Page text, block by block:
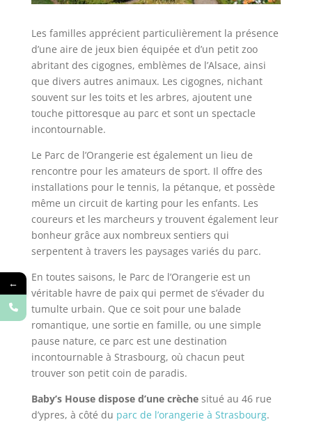
Les familles apprécient particulièrement la présence
d’une aire de jeux bien équipée et d’un petit zoo
abritant des cigognes, emblèmes de l’Alsace, ainsi
que divers autres animaux. Les cigognes, nichant
souvent sur les toits et les arbres, ajoutent une
touche pittoresque au parc et sont un spectacle
incontournable.
Le Parc de l’Orangerie est également un lieu de
rencontre pour les amateurs de sport. Il offre des
installations pour le tennis, la pétanque, et possède
même un circuit de karting pour les enfants. Les
coureurs et les marcheurs y trouvent également leur
bonheur grâce aux nombreux sentiers qui
serpentent à travers les paysages variés du parc.
En toutes saisons, le Parc de l’Orangerie est un
véritable havre de paix qui permet de s’évader du
tumulte urbain. Que ce soit pour une balade
romantique, une sortie en famille, ou une simple
pause nature, ce parc est une destination
incontournable à Strasbourg, où chacun peut
trouver son petit coin de paradis.
Baby’s House dispose d’une crèchesitué au 46 rue
d’ypres, à côté du parc de l’orangerie à Strasbourg.
←